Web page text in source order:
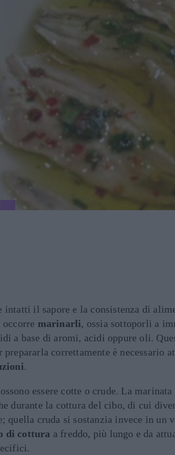
intatti il sapore e la consistenza di
occorre marinarli, ossia sottoporli a
a base di aromi, acidi oppure oli.
prepararla correttamente è necessario
.
essere cotte o crude. La marinata
durante la cottura del cibo, di cui
quella cruda si sostanzia invece in un
di cottura a freddo, più lungo e da